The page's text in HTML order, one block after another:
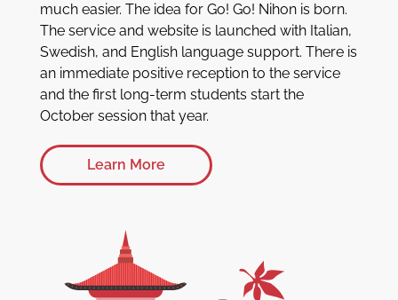
much easier. The idea for Go! Go! Nihon is born.
The service and website is launched with Italian,
Swedish, and English language support. There is
an immediate positive reception to the service
and the first long-term students start the
October session that year.
Learn More